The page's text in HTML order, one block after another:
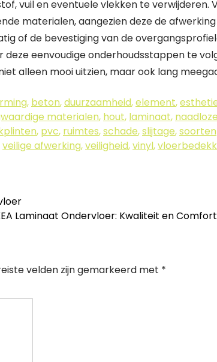
vuil en eventuele vlekken te verwijderen.
materialen, aangezien deze de
of de bevestiging van de
eenvoudige onderhoudsstappen te
alleen mooi uitzien, maar ook lang
, beton,duurzaamheid,element,
materialen, hout, laminaat,
, pvc, ruimtes,schade,slijtage,soorten
veilige afwerking,veiligheid,vinyl,
Laminaat Ondervloer: Kwaliteit en
velden zijn gemarkeerd met *